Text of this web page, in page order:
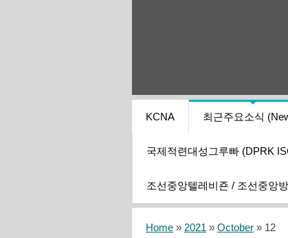
KCNA 최근주요소식
국제적련대성그루빠 (DPRK
조선중앙텔레비죤 / 조선중앙
Home » 2021 » October » 12